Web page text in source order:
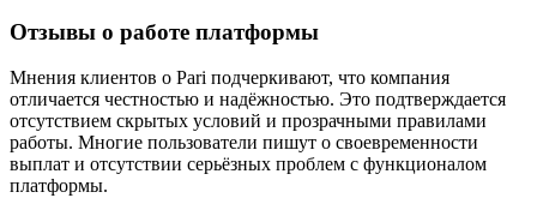
Отзывы о работе платформы
Мнения клиентов о Pari подчеркивают, что компания
отличается честностью и надёжностью. Это подтверждается
отсутствием скрытых условий и прозрачными правилами
работы. Многие пользователи пишут о своевременности
выплат и отсутствии серьёзных проблем с функционалом
платформы.